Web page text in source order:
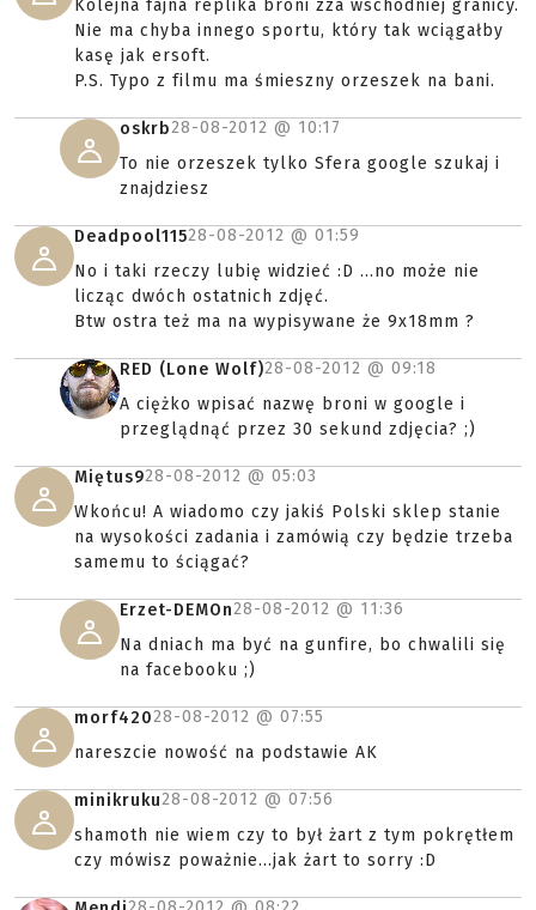
Kolejna fajna replika broni zza wschodniej granicy.
Nie ma chyba innego sportu, który tak wciągałby
kasę jak ersoft.
P.S. Typo z filmu ma śmieszny orzeszek na bani.
oskrb28-08-2012 @ 10:17
To nie orzeszek tylko Sfera google szukaj i
znajdziesz
Deadpool11528-08-2012 @ 01:59
No i taki rzeczy lubię widzieć :D ...no może nie
licząc dwóch ostatnich zdjęć.
Btw ostra też ma na wypisywane że 9x18mm ?
RED (Lone Wolf)28-08-2012 @ 09:18
A ciężko wpisać nazwę broni w google i
przeglądnąć przez 30 sekund zdjęcia? ;)
Miętus928-08-2012 @ 05:03
Wkońcu! A wiadomo czy jakiś Polski sklep stanie
na wysokości zadania i zamówią czy będzie trzeba
samemu to ściągać?
Erzet-DEMOn28-08-2012 @ 11:36
Na dniach ma być na gunfire, bo chwalili się
na facebooku ;)
morf42028-08-2012 @ 07:55
nareszcie nowość na podstawie AK
minikruku28-08-2012 @ 07:56
shamoth nie wiem czy to był żart z tym pokrętłem
czy mówisz poważnie...jak żart to sorry :D